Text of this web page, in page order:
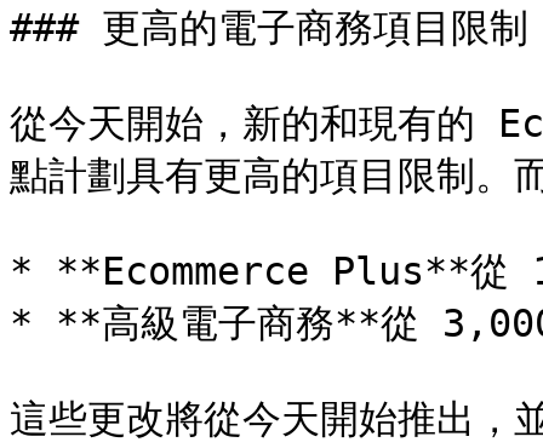
### 更高的電子商務項目限制
從今天開始，新的和現有的
點計劃具有更高的項目限制。
* **Ecommerce Plus**從
* **高級電子商務**從
這些更改將從今天開始推出，